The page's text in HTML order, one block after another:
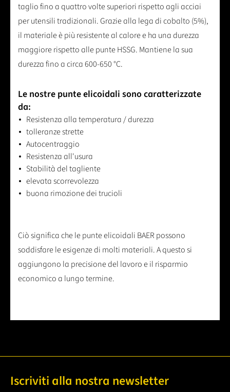
taglio fino a quattro volte superiori rispetto agli acciai
per utensili tradizionali. Grazie alla lega di cobalto (5%),
il materiale è più resistente al calore e ha una durezza
maggiore rispetto alle punte HSSG. Mantiene la sua
durezza fino a circa 600-650 °C.
Le nostre punte elicoidali sono caratterizzate
da:
Resistenza alla temperatura / durezza
tolleranze strette
Autocentraggio
Resistenza all'usura
Stabilità del tagliente
elevata scorrevolezza
buona rimozione dei trucioli
Ciò significa che le punte elicoidali BAER possono
soddisfare le esigenze di molti materiali. A questo si
aggiungono la precisione del lavoro e il risparmio
economico a lungo termine.
Iscriviti alla nostra newsletter